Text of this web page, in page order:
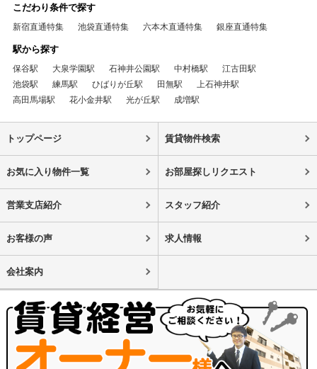
こだわり条件で探す
新宿直通特集 池袋直通特集 六本木直通特集 銀座直通特集
駅から探す
保谷駅 大泉学園駅 石神井公園駅 中村橋駅
江古田駅
池袋駅
練馬駅 ひばりが丘駅 田無駅
上石神井駅
高田馬場駅
花小金井駅 光が丘駅 成増駅
トップページ 賃貸物件検索
お気に入り物件一覧 お部屋探しリクエスト
営業支店紹介 スタッフ紹介
お客様の声 求人情報
会社案内